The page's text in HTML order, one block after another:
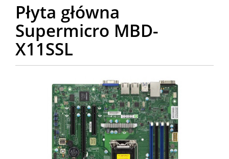
Płyta główna
Supermicro MBD-
X11SSL